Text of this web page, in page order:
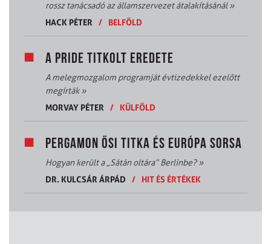
rossz tanácsadó az államszervezet átalakításánál»
HACK PÉTER
/ BELFÖLD
A PRIDE TITKOLT EREDETE
A melegmozgalom programját évtizedekkel ezelőtt
megírták»
MORVAY PÉTER
/ KÜLFÖLD
PERGAMON ŐSI TITKA ÉS EURÓPA SORSA
Hogyan került a „Sátán oltára” Berlinbe?»
DR. KULCSÁR ÁRPÁD
/ HIT ÉS ÉRTÉKEK